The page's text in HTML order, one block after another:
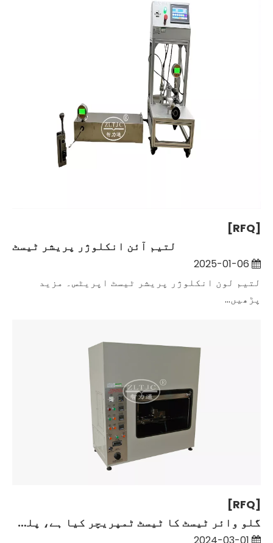
[RFQ]
لتیم آئن انکلوژر پریشر ٹیسٹ
لتیم لون انکلوژر پریشر ٹیسٹ اپریٹس۔ مزید
پڑھیں...
[RFQ]
گلو وائر ٹیسٹ کا ٹیسٹ ٹمپریچر کیا ہے، پلگ ساکٹ کے موصل مواد کے لیے۔